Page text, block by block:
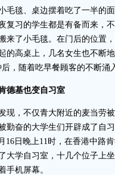
毯、桌边摆着吃了一半的
复习的学生都是有备而来，
来了小毛毯。在门后的位置
的高桌上，几名女生也不断
后，随着吃早餐顾客的不断涌
基也变自习室
，不仅青大附近的麦当劳被
勤奋的大学生们开辟成了自
16日晚上11时，在香港中路
大学自习室，十几个位子上
手机屏幕。